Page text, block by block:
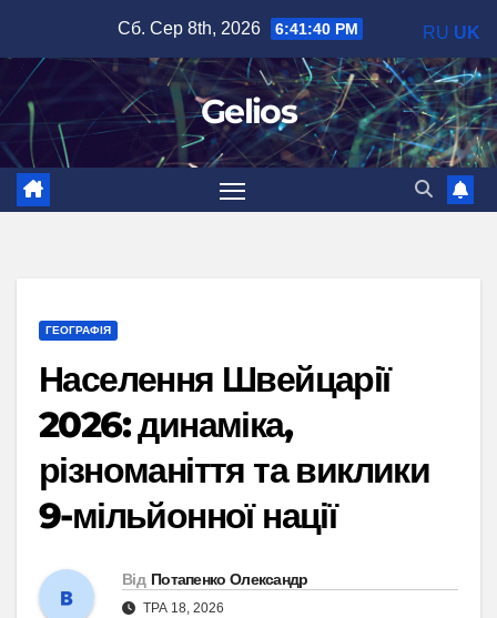
вмісту
Сб. Сер 8th, 2026 6:41:41 PM
Gelios
ГЕОГРАФІЯ
Населення Швейцарії
2026: динаміка,
різноманіття та виклики
9-мільйонної нації
Від Потапенко Олександр
ТРА 18, 2026
RU UK